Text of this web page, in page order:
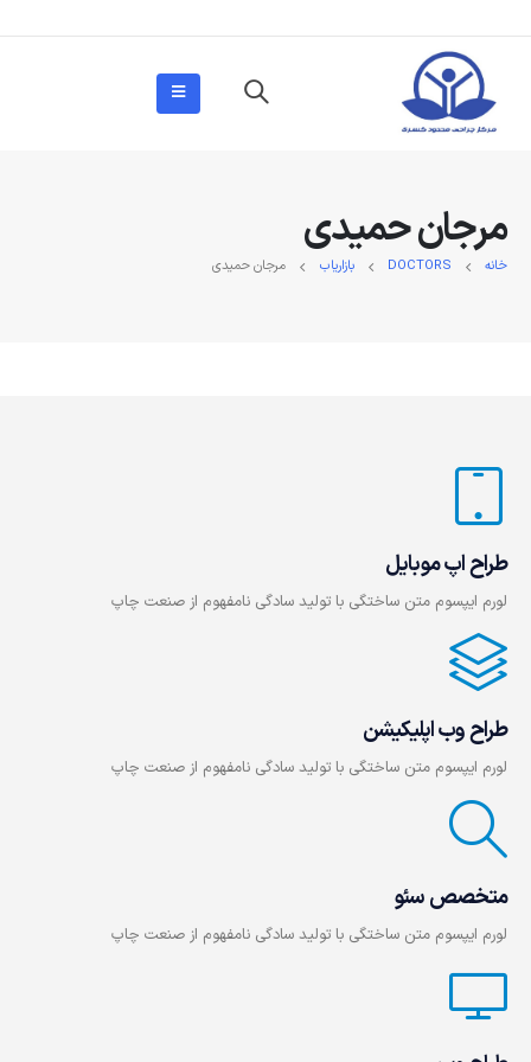
مرجان حمیدی
خانه DOCTORS بازاریاب مرجان حمیدی
طراح اپ موبایل
لورم ایپسوم متن ساختگی با تولید سادگی نامفهوم از صنعت چاپ
طراح وب اپلیکیشن
لورم ایپسوم متن ساختگی با تولید سادگی نامفهوم از صنعت چاپ
متخصص سئو
لورم ایپسوم متن ساختگی با تولید سادگی نامفهوم از صنعت چاپ